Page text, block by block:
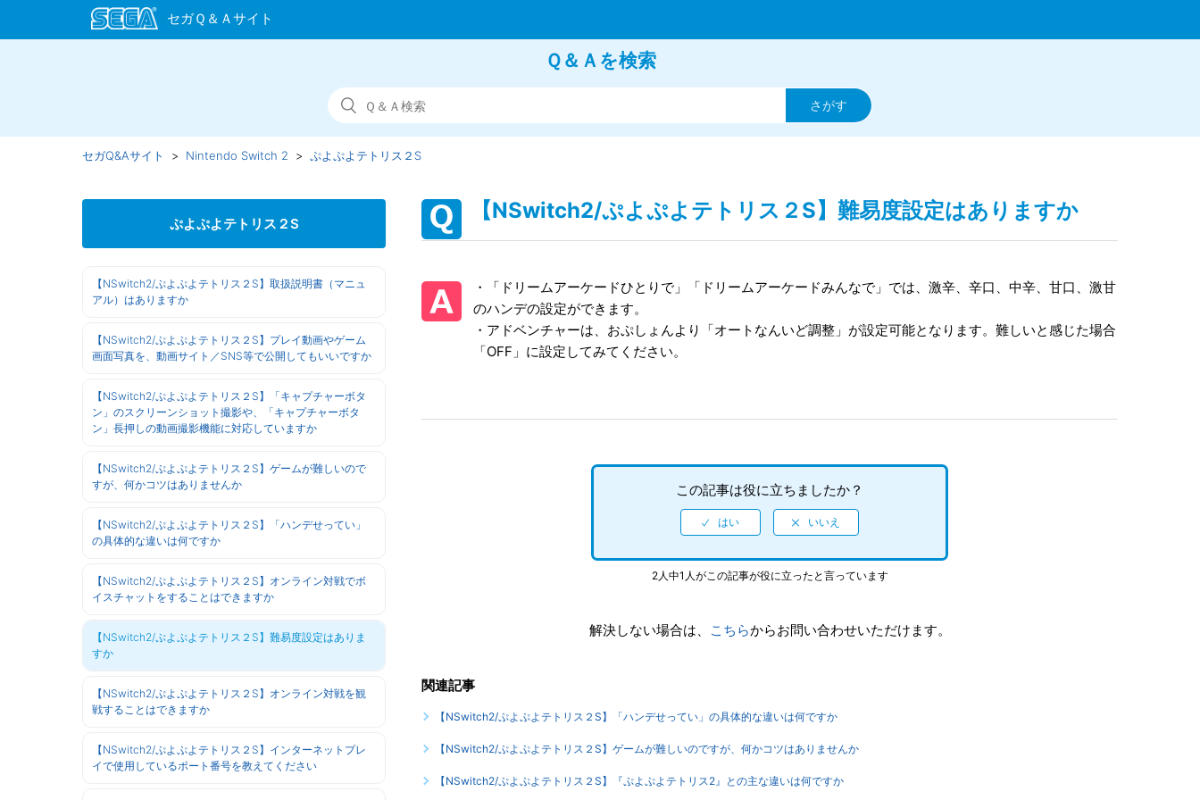
Ｑ＆Ａを検索
セガQ&Aサイト Nintendo Switch 2 ぷよぷよテトリス２S
ぷよぷよテトリス２S
【NSwitch2/ぷよぷよテトリス２S】取扱説明書（マニュ
アル）はありますか
【NSwitch2/ぷよぷよテトリス２S】プレイ動画やゲーム
画面写真を、動画サイト／SNS等で公開してもいいですか
【NSwitch2/ぷよぷよテトリス２S】「キャプチャーボタ
ン」のスクリーンショット撮影や、「キャプチャーボタ
ン」長押しの動画撮影機能に対応していますか
【NSwitch2/ぷよぷよテトリス２S】ゲームが難しいので
すが、何かコツはありませんか
【NSwitch2/ぷよぷよテトリス２S】「ハンデせってい」
の具体的な違いは何ですか
【NSwitch2/ぷよぷよテトリス２S】オンライン対戦でボ
イスチャットをすることはできますか
【NSwitch2/ぷよぷよテトリス２S】難易度設定はありま
すか
【NSwitch2/ぷよぷよテトリス２S】オンライン対戦を観
戦することはできますか
【NSwitch2/ぷよぷよテトリス２S】インターネットプレ
イで使用しているポート番号を教えてください
【NSwitch2/ぷよぷよテトリス２S】難易度設定はありますか
・「ドリームアーケードひとりで」「ドリームアーケードみんなで」では、激辛、辛口、中辛、甘口、激甘
のハンデの設定ができます。
・アドベンチャーは、おぷしょんより「オートなんいど調整」が設定可能となります。難しいと感じた場合
「OFF」に設定してみてください。
この記事は役に立ちましたか？
2人中1人がこの記事が役に立ったと言っています
解決しない場合は、 こちらからお問い合わせいただけます。
関連記事
【NSwitch2/ぷよぷよテトリス２S】「ハンデせってい」の具体的な違いは何ですか
【NSwitch2/ぷよぷよテトリス２S】ゲームが難しいのですが、何かコツはありませんか
【NSwitch2/ぷよぷよテトリス２S】『ぷよぷよテトリス2』との主な違いは何ですか